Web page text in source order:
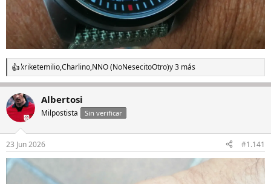
R
e
c
c
i
e
s
:
kriketemilio,Charlino,NNO (NoNesecitoOtro)y 3 más
Albertosi
Milpostista Sin verificar
23 Jun 2026 #1.141